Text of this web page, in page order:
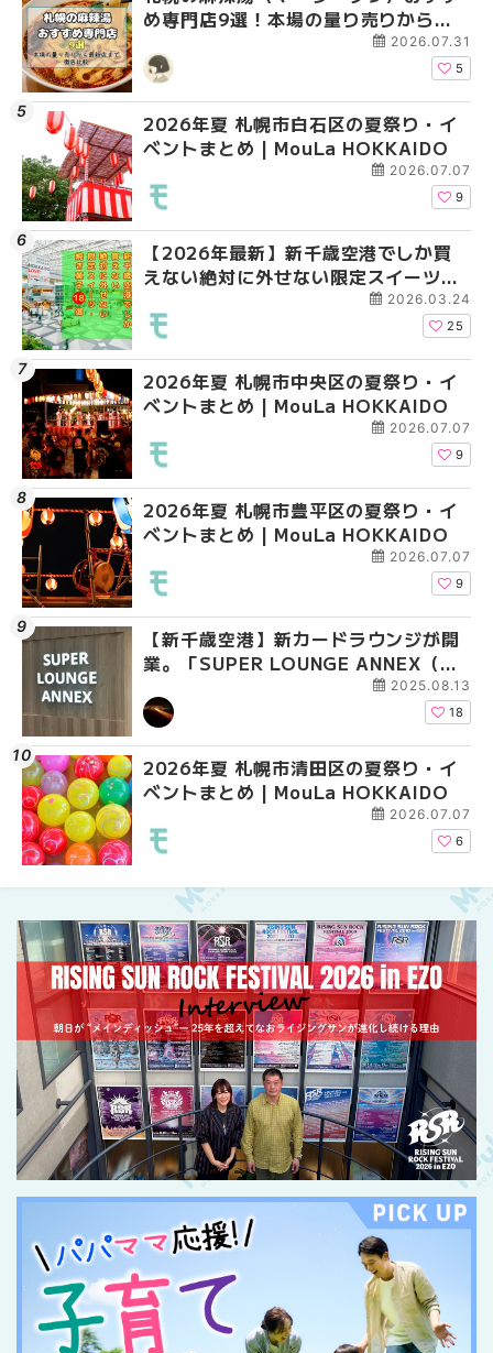
め専門店9選！本場の量り売りから最
新店まで徹底比較 | MouLa
HOKKAIDO
2026.07.31
5
2026年夏 札幌市白石区の夏祭り・イ
ベントまとめ | MouLa HOKKAIDO
2026.07.07
9
【2026年最新】新千歳空港でしか買
えない絶対に外せない限定スイーツ・
焼き菓子18選 | MouLa HOKKAIDO
2026.03.24
25
2026年夏 札幌市中央区の夏祭り・イ
ベントまとめ | MouLa HOKKAIDO
2026.07.07
9
2026年夏 札幌市豊平区の夏祭り・イ
ベントまとめ | MouLa HOKKAIDO
2026.07.07
9
【新千歳空港】新カードラウンジが開
業。「SUPER LOUNGE ANNEX（ス
ーパーラウンジアネックス）」をご紹
介！！ | MouLa HOKKAIDO
2025.08.13
18
2026年夏 札幌市清田区の夏祭り・イ
ベントまとめ | MouLa HOKKAIDO
2026.07.07
6
ベントまとめ |
2026年夏 札幌市白石
ベントまとめ |
2026年夏 札幌市南区
ントまとめ | MouLa
2026年夏 札幌市清田
ベントまとめ |
2026年夏 札幌市豊平
ベントまとめ |
2026年夏 札幌市中央
ベントまとめ |
2026年夏 恵庭市・千
イベントまとめ |
ベントまとめ |
2026年夏 札幌市手稲
ベントまとめ |
2026年夏 札幌市清田
ベントまとめ |
札幌の麻辣湯（マーラ
め専門店6選！本場の
新店まで徹底比較 |
【2026年最新】新千
えない絶対に外せない
焼き菓子18選 |
【新千歳空港】新カー
業。「SUPER
ーパーラウンジアネッ
介！！ | MouLa
2026年夏 札幌市豊平
ベントまとめ |